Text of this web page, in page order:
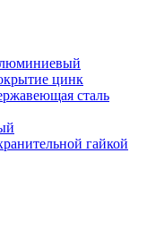
цинк
сталь
гайкой